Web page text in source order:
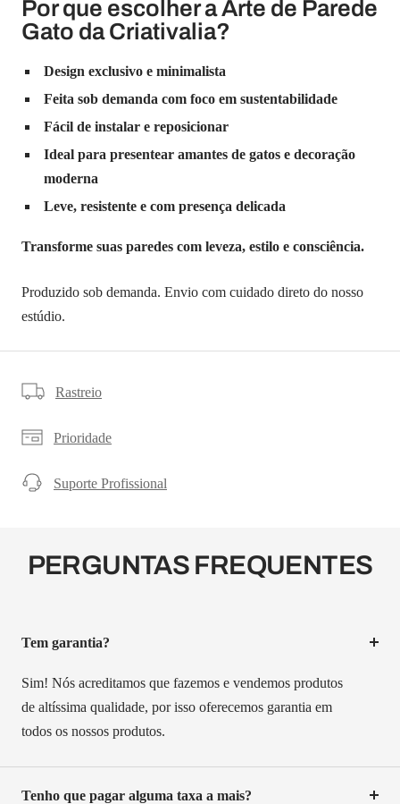
Por que escolher a Arte de Parede
Gato da Criativalia?
Design exclusivo e minimalista
Feita sob demanda com foco em sustentabilidade
Fácil de instalar e reposicionar
Ideal para presentear amantes de gatos e decoração
moderna
Leve, resistente e com presença delicada
Transforme suas paredes com leveza, estilo e consciência.
Produzido sob demanda. Envio com cuidado direto do nosso
estúdio.
Rastreio
Prioridade
Suporte Profissional
PERGUNTAS FREQUENTES
Tem garantia?
Sim! Nós acreditamos que fazemos e vendemos produtos
de altíssima qualidade, por isso oferecemos garantia em
todos os nossos produtos.
Tenho que pagar alguma taxa a mais?